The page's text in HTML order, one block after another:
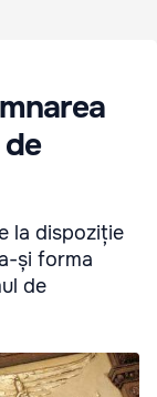
la dispoziție
și forma
de